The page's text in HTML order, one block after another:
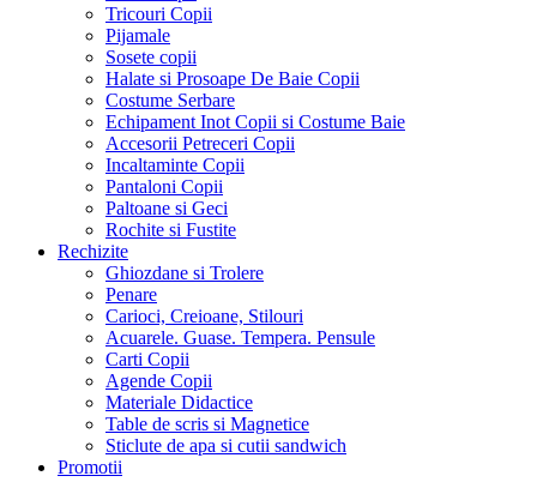
Tricouri Copii
Pijamale
Sosete copii
Halate si Prosoape De Baie Copii
Costume Serbare
Echipament Inot Copii si Costume Baie
Accesorii Petreceri Copii
Incaltaminte Copii
Pantaloni Copii
Paltoane si Geci
Rochite si Fustite
Rechizite
Ghiozdane si Trolere
Penare
Carioci, Creioane, Stilouri
Acuarele. Guase. Tempera. Pensule
Carti Copii
Agende Copii
Materiale Didactice
Table de scris si Magnetice
Sticlute de apa si cutii sandwich
Promotii